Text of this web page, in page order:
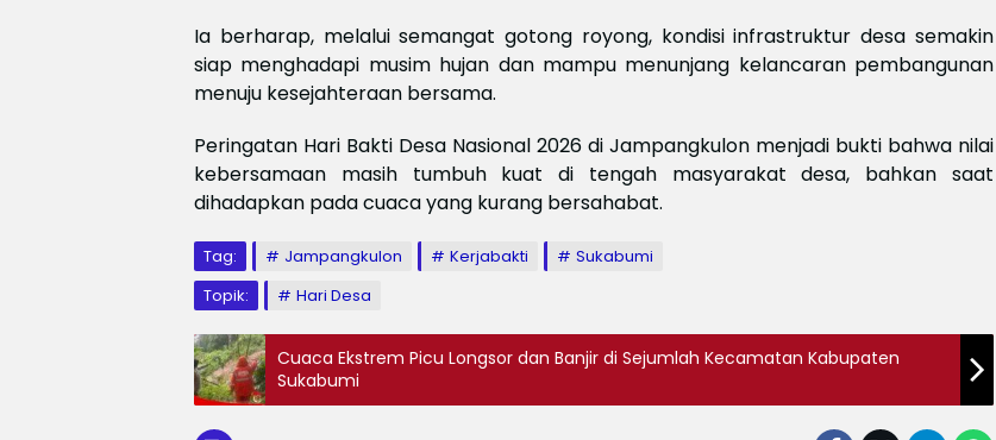
Ia berharap, melalui semangat gotong royong, kondisi infrastruktur desa semakin
siap menghadapi musim hujan dan mampu menunjang kelancaran pembangunan
menuju kesejahteraan bersama.
Peringatan Hari Bakti Desa Nasional 2026 di Jampangkulon menjadi bukti bahwa nilai
kebersamaan masih tumbuh kuat di tengah masyarakat desa, bahkan saat
dihadapkan pada cuaca yang kurang bersahabat.
Tag: Jampangkulon Kerjabakti
Sukabumi
Topik:
Hari Desa
Cuaca Ekstrem Picu Longsor dan Banjir di Sejumlah Kecamatan Kabupaten
Sukabumi